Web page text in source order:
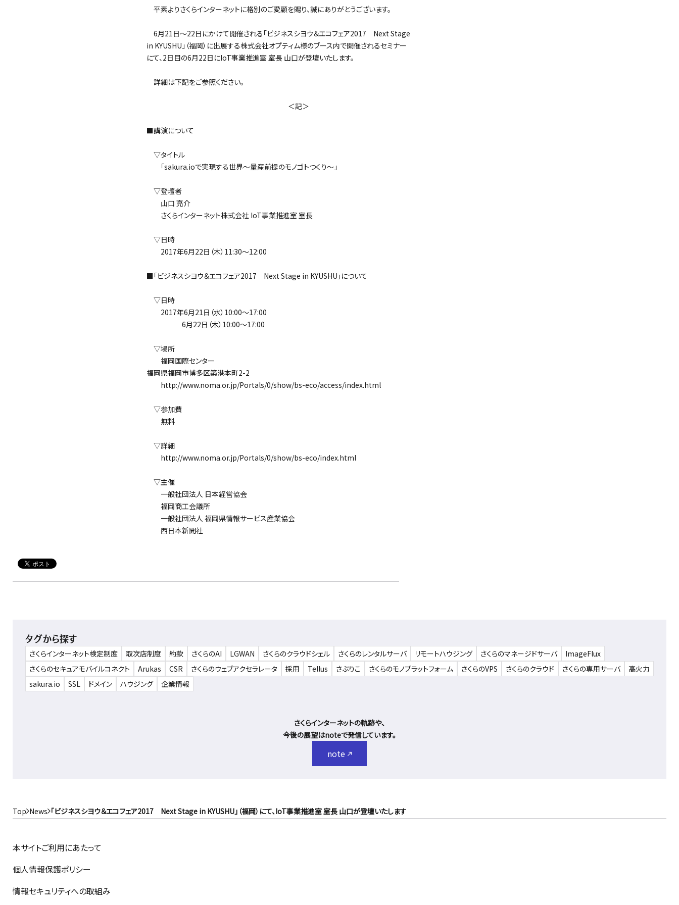
平素よりさくらインターネットに格別のご愛顧を賜り、誠にありがとうございます。
6月21日～22日にかけて開催される「ビジネスシヨウ＆エコフェア2017 Next Stage
in KYUSHU」（福岡）に出展する株式会社オプティム様のブース内で開催されるセミナー
にて、2日目の6月22日にIoT事業推進室 室長 山口が登壇いたします。
詳細は下記をご参照ください。
＜記＞
■講演について
▽タイトル
「sakura.ioで実現する世界～量産前提のモノゴトつくり～」
▽登壇者
山口 亮介
さくらインターネット株式会社 IoT事業推進室 室長
▽日時
2017年6月22日（木）11:30～12:00
■「ビジネスシヨウ＆エコフェア2017 Next Stage in KYUSHU」について
▽日時
2017年6月21日（水）10:00～17:00
6月22日（木）10:00～17:00
▽場所
福岡国際センター
福岡県福岡市博多区築港本町2-2
http://www.noma.or.jp/Portals/0/show/bs-eco/access/index.html
▽参加費
無料
▽詳細
http://www.noma.or.jp/Portals/0/show/bs-eco/index.html
▽主催
一般社団法人 日本経営協会
福岡商工会議所
一般社団法人 福岡県情報サービス産業協会
西日本新聞社
タグから探す
さくらインターネット検定制度 取次店制度 約款 さくらのAI LGWAN さくらのクラウドシェル さくらのレンタルサーバ リモートハウジング さくらのマネージドサーバ
ImageFlux
さくらのセキュアモバイルコネクト
Arukas CSR さくらのウェブアクセラレータ 採用 Tellus さぶりこ さくらのモノプラットフォーム さくらのVPS さくらのクラウド さくらの専用サーバ
高火力
sakura.io
SSL ドメイン ハウジング 企業情報
さくらインターネットの軌跡や、
今後の展望はnoteで発信しています。
note
Top News 「ビジネスシヨウ＆エコフェア2017 Next Stage in KYUSHU」（福岡）にて、IoT事業推進室 室長 山口が登壇いたします
本サイトご利用にあたって
個人情報保護ポリシー
情報セキュリティへの取組み